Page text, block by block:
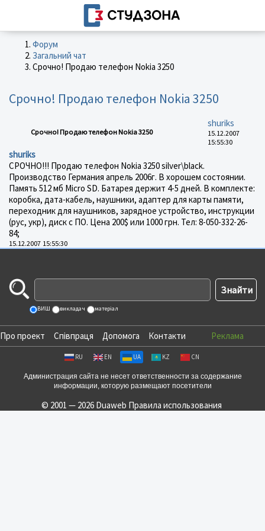
Форум
Загальний чат
Срочно! Продаю телефон Nokia 3250
Срочно! Продаю телефон Nokia 3250
Срочно! Продаю телефон Nokia 3250
shuriks
15.12.2007
15:55:30
shuriks
СРОЧНО!!! Продаю телефон Nokia 3250 silver\black.
Производство Германия апрель 2006г. В хорошем состоянии.
Память 512 мб Micro SD. Батарея держит 4-5 дней. В комплекте:
коробка, дата-кабель, наушники, адаптер для карты памяти,
переходник для наушников, зарядное устройство, инструкции
(рус, укр), диск с ПО. Цена 200$ или 1000 грн. Тел: 8-050-332-26-
84;
15.12.2007 15:55:30
ВИШ викладач матеріал
Про проект Співпраця Допомога Контакти Реклама
RU EN UA KZ CN
Администрация сайта не несет ответственности за содержание
информации, которую размещают посетители
© 2001 — 2026 Duaweb Правила использования